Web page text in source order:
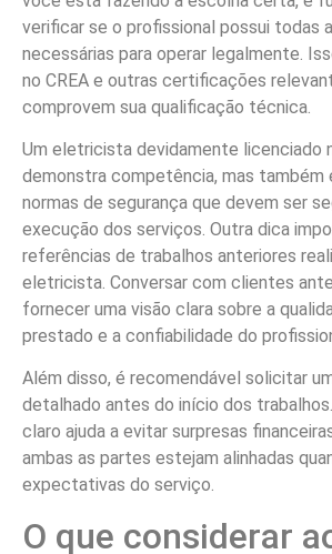
verificar se o profissional possui todas
necessárias para operar legalmente.
no CREA e outras certificações
comprovem sua qualificação técnica.
Um eletricista devidamente licenciado
demonstra competência, mas também
normas de segurança que devem ser
execução dos serviços. Outra dica
referências de trabalhos anteriores
eletricista. Conversar com clientes
fornecer uma visão clara sobre a
prestado e a confiabilidade do
Além disso, é recomendável solicitar
detalhado antes do início dos
claro ajuda a evitar surpresas
ambas as partes estejam alinhadas
expectativas do serviço.
O que considerar